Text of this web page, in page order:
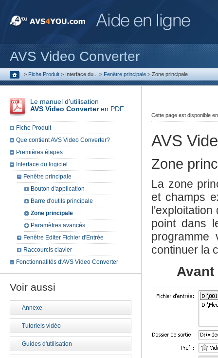
AVS Video Converter
> Fiche Produit > Interface du... > Fenêtre principale > Zone principale
Cette page est disponible
AVS
Zone
La zone
et champs
l'exploitation
point dans
programme
continuer la
Le manuel d'utilisation
AVS Video Converteren PDF
Fiche Produit
Que contient AVS Video Converter?
Premières étapes
Interface du logiciel
Fenêtre principale
Bouton d'application
Barre d'outils principale
Zone principale
Paramètres avancés
Fenêtre Editer Fichier d'Entrée
Raccourcis clavier
Fonctionnalités d'AVS Video Converter
Voir aussi
Annexe
Tutoriels vidéo
Guides d'utilisation